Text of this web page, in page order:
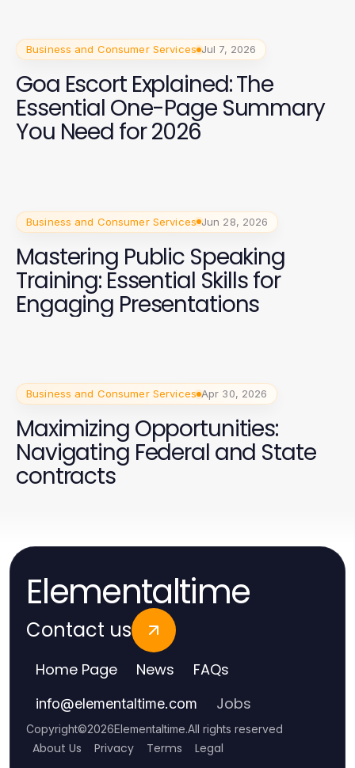
Business and Consumer Services Jul 7, 2026
Goa Escort Explained: The
Essential One-Page Summary
You Need for 2026
Business and Consumer Services Jun 28, 2026
Mastering Public Speaking
Training: Essential Skills for
Engaging Presentations
Business and Consumer Services Apr 30, 2026
Maximizing Opportunities:
Navigating Federal and State
contracts
Elementaltime
Contact us
Home Page News FAQs
info@elementaltime.com Jobs
Copyright©2026Elementaltime.All rights reserved
About Us Privacy Terms Legal